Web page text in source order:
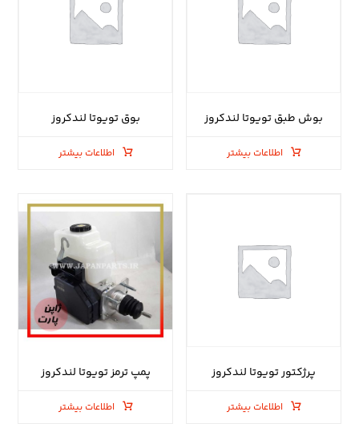
بوش طبق تویوتا لندکروز
اطلاعات بیشتر
بوق تویوتا لندکروز
اطلاعات بیشتر
پرژکتور تویوتا لندکروز
اطلاعات بیشتر
پمپ ترمز تویوتا لندکروز
اطلاعات بیشتر